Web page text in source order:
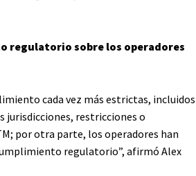
regulatorio sobre los operadores
cada vez más estrictas, incluidos
jurisdicciones, restricciones o
por otra parte, los operadores han
regulatorio”, afirmó Alex